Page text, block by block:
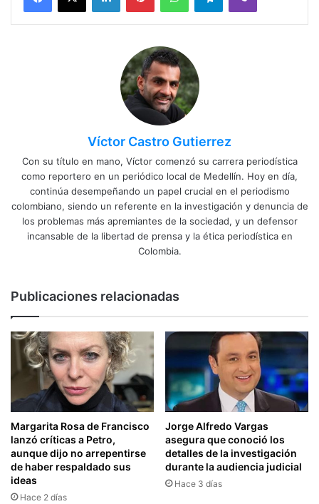
Víctor Castro Gutierrez
Con su título en mano, Víctor comenzó su carrera periodística
como reportero en un periódico local de Medellín. Hoy en día,
continúa desempeñando un papel crucial en el periodismo
colombiano, siendo un referente en la investigación y denuncia de
los problemas más apremiantes de la sociedad, y un defensor
incansable de la libertad de prensa y la ética periodística en
Colombia.
Publicaciones relacionadas
Margarita Rosa de Francisco
lanzó críticas a Petro,
aunque dijo no arrepentirse
de haber respaldado sus
ideas
Hace 2 días
Jorge Alfredo Vargas
asegura que conoció los
detalles de la investigación
durante la audiencia judicial
Hace 3 días